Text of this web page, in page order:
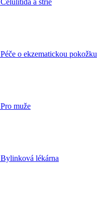
Celulitida a strie
Péče o ekzematickou pokožku
Pro muže
Bylinková lékárna